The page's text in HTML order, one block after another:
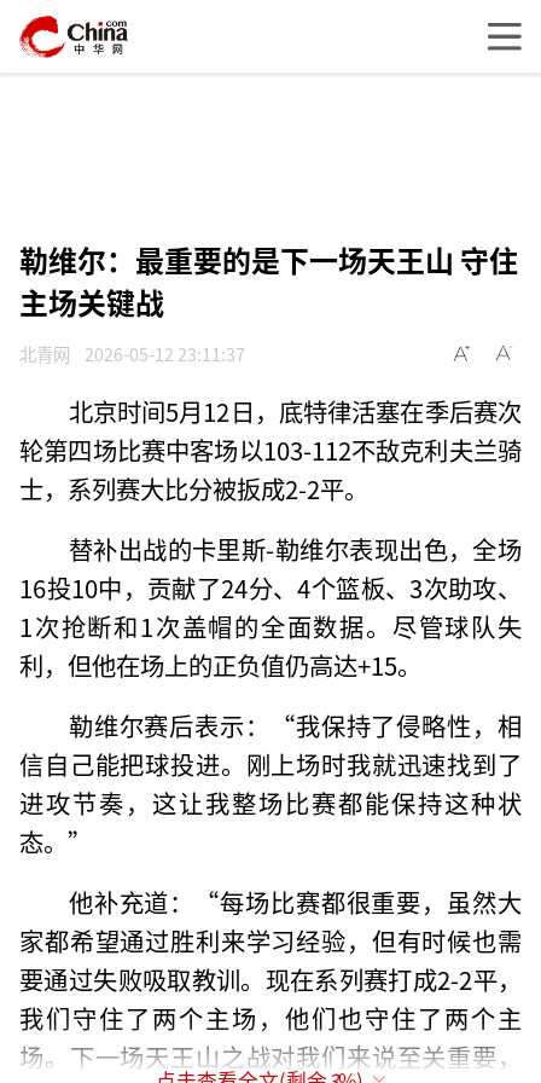
勒维尔：最重要的是下一场天王山 守住
主场关键战
北青网 2026-05-12 23:11:37
北京时间5月12日，底特律活塞在季后赛次
轮第四场比赛中客场以103-112不敌克利夫兰骑
士，系列赛大比分被扳成2-2平。
替补出战的卡里斯-勒维尔表现出色，全场
16投10中，贡献了24分、4个篮板、3次助攻、
1次抢断和1次盖帽的全面数据。尽管球队失
利，但他在场上的正负值仍高达+15。
勒维尔赛后表示：“我保持了侵略性，相
信自己能把球投进。刚上场时我就迅速找到了
进攻节奏，这让我整场比赛都能保持这种状
态。”
他补充道：“每场比赛都很重要，虽然大
家都希望通过胜利来学习经验，但有时候也需
要通过失败吸取教训。现在系列赛打成2-2平，
我们守住了两个主场，他们也守住了两个主
场。下一场天王山之战对我们来说至关重要，